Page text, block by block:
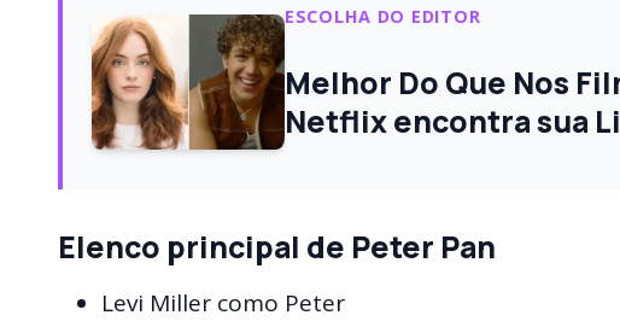
ESCOLHA DO EDITOR
Melhor Do Que Nos
Netflix encontra sua
Elenco principal de Peter Pan
Levi Miller como Peter